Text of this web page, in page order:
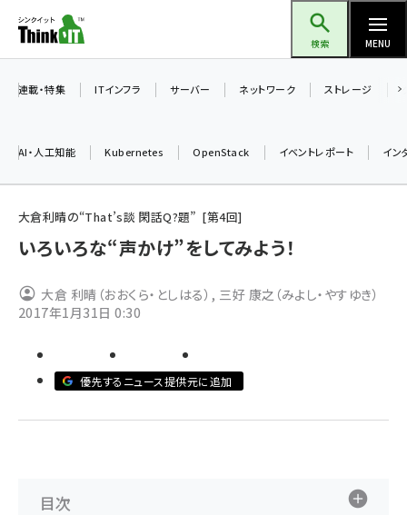
ン
ツ
検索 MENU
加藤銘のチーム貢献～仲間と築いた勝利の絆～ (2329)
北海道をのんびり旅する晴山佳須夫のヒント集！ (2050)
genai (1494)
連載・特集 ITインフラ サーバー ネットワーク ストレージ
AI・人工知能 Kubernetes OpenStack イベントレポート イン
大倉利晴の“That’s談 閑話Q?題” 第4回
いろいろな“声かけ”をしてみよう！
大倉 利晴（おおくら・としはる） , 三好 康之（みよし・やすゆき）
2017年1月31日 0:30
優先するニュース提供元に追加
目次